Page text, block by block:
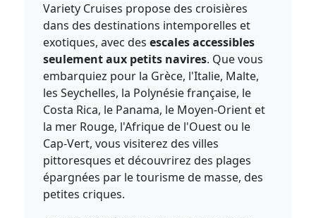
Variety Cruises propose des croisières
dans des destinations intemporelles et
exotiques, avec desescales accessibles
seulement aux petits navires. Que vous
embarquiez pour la Grèce, l'Italie, Malte,
les Seychelles, la Polynésie française, le
Costa Rica, le Panama, le Moyen-Orient et
la mer Rouge, l'Afrique de l'Ouest ou le
Cap-Vert, vous visiterez des villes
pittoresques et découvrirez des plages
épargnées par le tourisme de masse, des
petites criques.